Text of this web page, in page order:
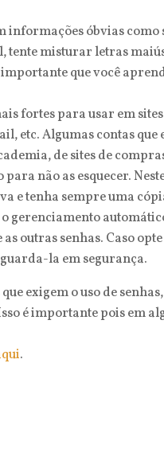
óbvias como
misturar letras
que você
fortes para usar em
etc. Algumas contas
de sites de
não as esquecer.
e tenha sempre uma
gerenciamento
outras senhas. Caso
la em segurança.
exigem o uso de
é importante pois em
.